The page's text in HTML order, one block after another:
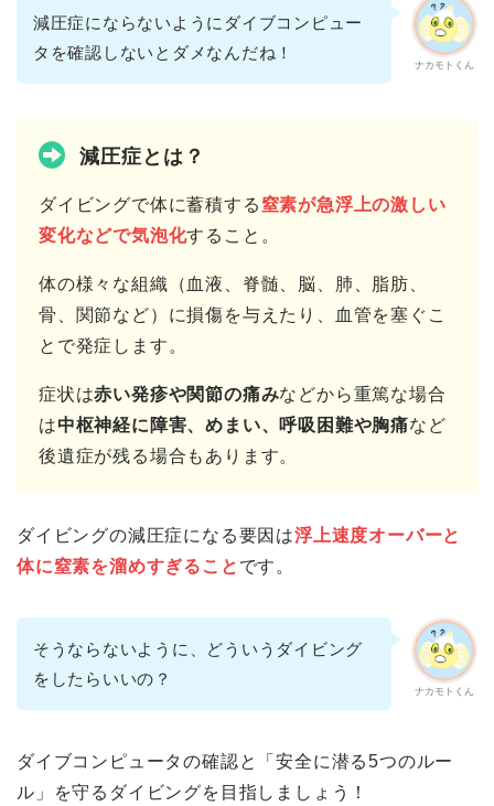
ナカモトくん
減圧症にならないようにダイブコンピュー
タを確認しないとダメなんだね！
減圧症とは？
ダイビングで体に蓄積する 窒素が急浮上の激しい
変化などで気泡化すること。
体の様々な組織（血液、脊髄、脳、肺、脂肪、
骨、関節など）に損傷を与えたり、血管を塞ぐこ
とで発症します。
症状は赤い発疹や関節の痛みなどから重篤な場合
は中枢神経に障害、めまい、呼吸困難や胸痛など
後遺症が残る場合もあります。
ダイビングの減圧症になる要因は浮上速度オーバーと
体に窒素を溜めすぎること です。
ナカモトくん
そうならないように、どういうダイビング
をしたらいいの？
ダイブコンピュータの確認と「安全に潜る5つのルー
ル」を守るダイビングを目指しましょう！